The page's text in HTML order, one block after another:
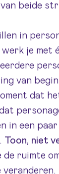
beide
in
werk je
van
dat
in een
Toon, niet
de ruimte